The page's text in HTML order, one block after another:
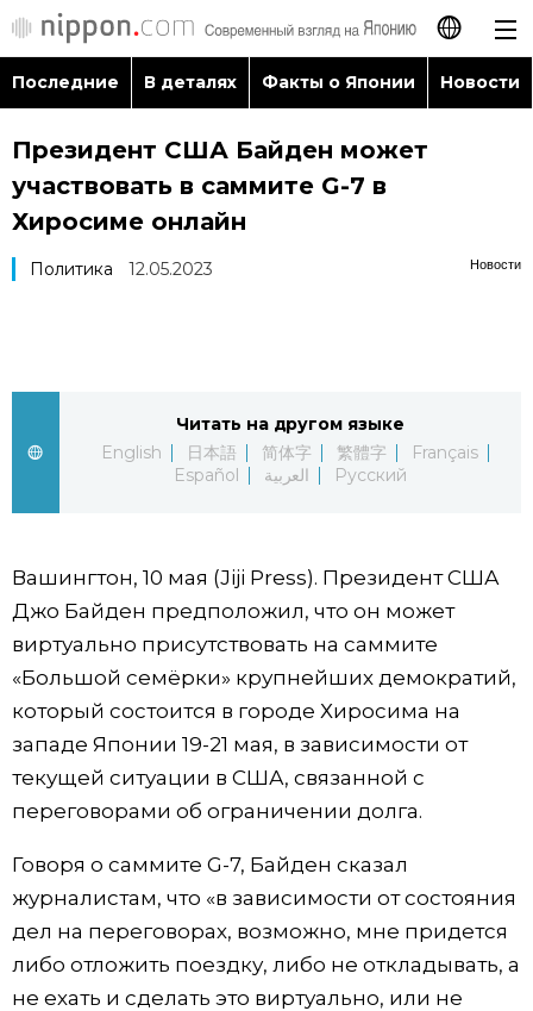
日本語
English
العربية
Последние
Фото/Видео
Разделы
Люди
Блог
Экономика
Общество
Популярные статьи
Японский язык
Семья
Еда и напитки
official SNS
Последние В деталях Факты о Японии Новости
Президент США Байден может
участвовать в саммите G-7 в
Хиросиме онлайн
Новости
Политика 12.05.2023
Читать на другом языке
English
日本語 简体字 繁體字
Français
Español
العربية Русский
Вашингтон, 10 мая (Jiji Press). Президент США
Джо Байден предположил, что он может
виртуально присутствовать на саммите
«Большой семёрки» крупнейших демократий,
который состоится в городе Хиросима на
западе Японии 19-21 мая, в зависимости от
текущей ситуации в США, связанной с
переговорами об ограничении долга.
Говоря о саммите G-7, Байден сказал
журналистам, что «в зависимости от состояния
дел на переговорах, возможно, мне придется
либо отложить поездку, либо не откладывать, а
не ехать и сделать это виртуально, или не